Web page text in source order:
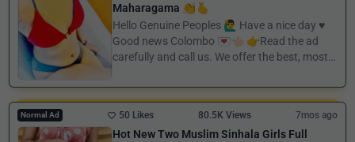
Maharagama 👏🫰
Hello Genuine Peoples 🙋‍♂ Have a nice day ♥️
Good news Colombo 💌👈🏻 👉Read the ad
carefully and call us. We offer the best, most
Normal Ad 50 Likes 80.5K Views 7mos ago
Hot New Two Muslim Sinhala Girls Full